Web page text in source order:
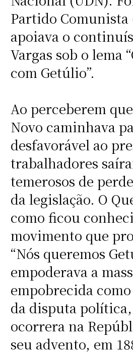
Partido Comunista
apoiava o
Vargas sob o lema
com Getúlio”.
Ao perceberem
Novo caminhava
desfavorável ao
trabalhadores
temerosos de
da legislação. O
como ficou
movimento que
“Nós queremos
empoderava a
empobrecida
da disputa
ocorrera na
seu advento, em